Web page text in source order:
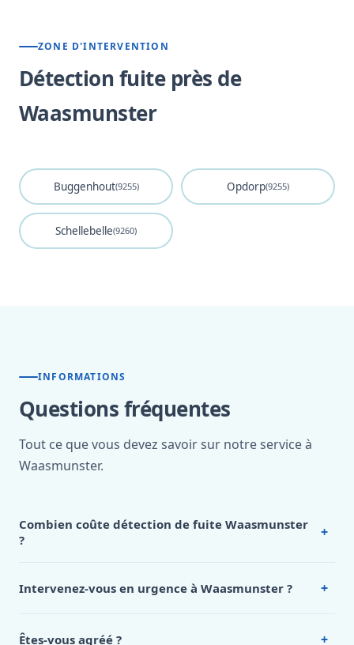
ZONE D'INTERVENTION
Détection fuite près de
Waasmunster
Buggenhout(9255) Opdorp(9255)
Schellebelle(9260)
INFORMATIONS
Questions fréquentes
Tout ce que vous devez savoir sur notre service à
Waasmunster.
Combien coûte détection de fuite Waasmunster
?
+
Waasmunster, appelez le 0472 53 24 26.
Intervenez-vous en urgence à Waasmunster ? +
Êtes-vous agréé ? +